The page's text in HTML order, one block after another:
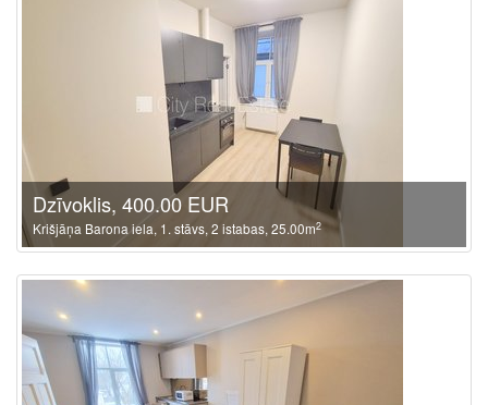
Dzīvoklis, 400.00 EUR
Krišjāņa Barona iela, 1. stāvs, 2 istabas, 25.00m2